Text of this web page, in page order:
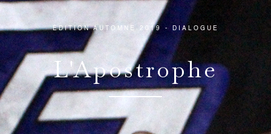
ÉDITION AUTOMNE 2019 - DIALOGUE
L'Apostrophe